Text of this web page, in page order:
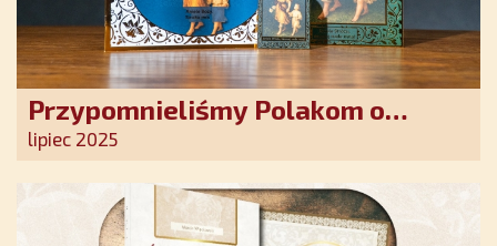
Przypomnieliśmy Polakom o
obecności Anioła Stróża!
lipiec 2025